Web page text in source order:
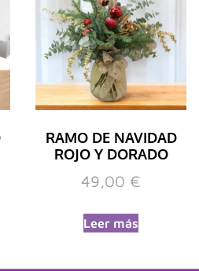
RAMO DE NAVIDAD
ROJO Y DORADO
49,00 €
Leer más